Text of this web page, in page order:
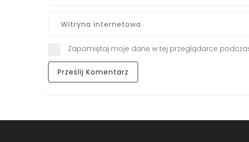
Zapamiętaj moje dane w tej przeglądarce